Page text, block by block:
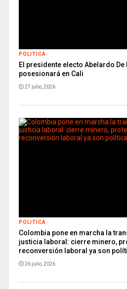
POLITICA
El presidente electo Abelardo De
posesionará en Cali
27 julio, 2026
POLITICA
Colombia pone en marcha la
justicia laboral: cierre minero,
reconversión laboral ya son
26 julio, 2026